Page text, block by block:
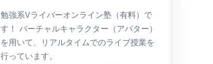
勉強系Vライバーオンライン塾（有料）で
す！ バーチャルキャラクター（アバター）
を用いて、リアルタイムでのライブ授業を
行っています。